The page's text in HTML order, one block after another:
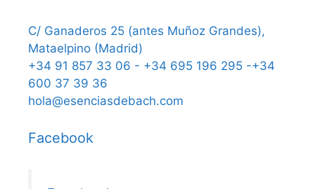
C/ Ganaderos 25 (antes Muñoz Grandes),
Mataelpino (Madrid)
+34 91 857 33 06 - +34 695 196 295 -+34
600 37 39 36
hola@esenciasdebach.com
Facebook